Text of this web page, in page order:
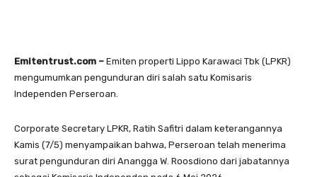
Emitentrust.com – Emiten properti Lippo Karawaci Tbk (LPKR)
mengumumkan pengunduran diri salah satu Komisaris
Independen Perseroan.
Corporate Secretary LPKR, Ratih Safitri dalam keterangannya
Kamis (7/5) menyampaikan bahwa, Perseroan telah menerima
surat pengunduran diri Anangga W. Roosdiono dari jabatannya